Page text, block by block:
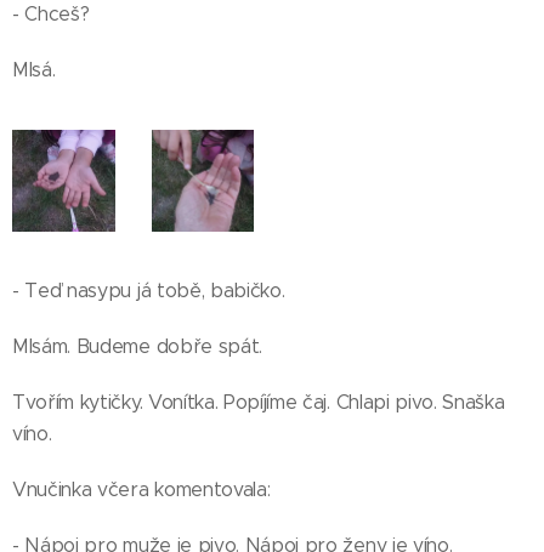
- Chceš?
Mlsá.
- Teď nasypu já tobě, babičko.
Mlsám. Budeme dobře spát.
Tvořím kytičky. Vonítka. Popíjíme čaj. Chlapi pivo. Snaška
víno.
Vnučinka včera komentovala:
- Nápoj pro muže je pivo. Nápoj pro ženy je víno.